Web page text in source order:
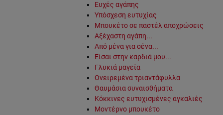
Ευχές αγάπης
Υπόσχεση ευτυχίας
Μπουκέτο σε παστέλ αποχρώσεις
Αξέχαστη αγάπη...
Από μένα για σένα...
Είσαι στην καρδιά μου...
Γλυκιά μαγεία
Ονειρεμένα τριαντάφυλλα
Θαυμάσια συναισθήματα
Κόκκινες ευτυχισμένες αγκαλιές
Μοντέρνο μπουκέτο